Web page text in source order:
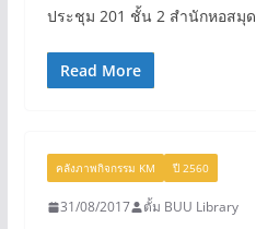
ประชุม 201 ชั้น 2 สำนักหอสมุ
Read More
คลังภาพกิจกรรม KM ปี 2560
31/08/2017 ตั้ม BUU Library